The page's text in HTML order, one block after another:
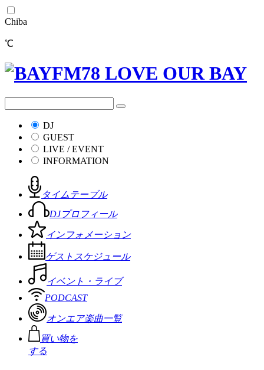
Chiba
℃
DJ
GUEST
LIVE / EVENT
INFORMATION
タイムテーブル
DJプロフィール
インフォメーション
ゲストスケジュール
イベント・ライブ
PODCAST
オンエア楽曲一覧
買い物を
する